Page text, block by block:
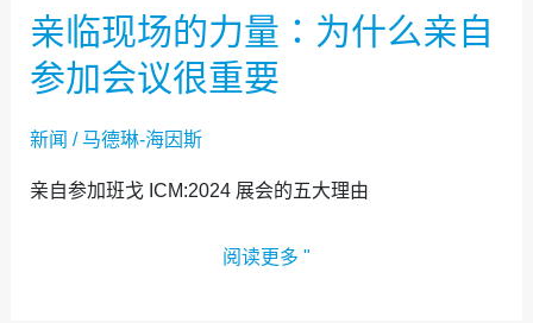
亲临现场的力量：为什么亲自
参加会议很重要
新闻 / 马德琳-海因斯
亲自参加班戈 ICM:2024 展会的五大理由
重
要
阅读更多 "